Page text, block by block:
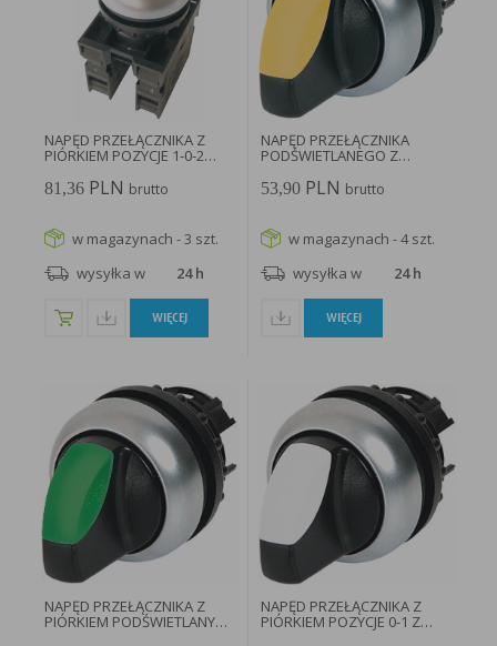
NAPĘD PRZEŁĄCZNIKA Z
PIÓRKIEM POZYCJE 1-0-2
81,36PLN brutto
w magazynach - 3 szt.
wysyłka w
24 h
WIĘCEJ
NAPĘD PRZEŁĄCZNIKA
PODŚWIETLANEGO Z
53,90 PLN brutto
w magazynach - 4 szt.
wysyłka w
24 h
WIĘCEJ
NAPĘD PRZEŁĄCZNIKA Z
PIÓRKIEM PODŚWIETLANY
NAPĘD PRZEŁĄCZNIKA Z
PIÓRKIEM POZYCJE 0-1 Z
SAMOPOWROTEM...